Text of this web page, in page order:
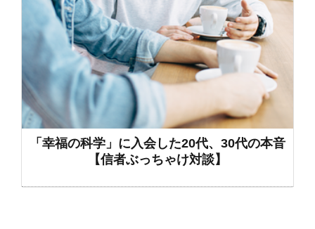
「幸福の科学」に入会した20代、30代の本音
【信者ぶっちゃけ対談】